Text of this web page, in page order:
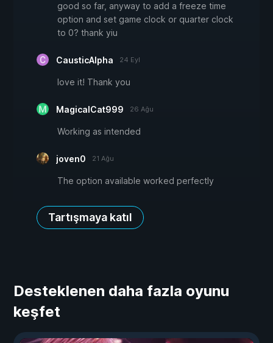
good so far, anyway to add a freeze time
option and set game clock or quarter clock
to 0? thank yiu
CausticAlpha 24 Eyl
love it! Thank you
MagicalCat999 26 Ağu
Working as intended
joven0 21 Ağu
The option available worked perfectly
Tartışmaya katıl
Desteklenen daha fazla oyunu
keşfet